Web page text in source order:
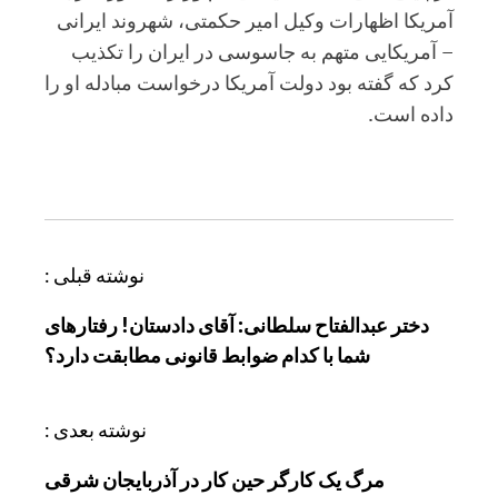
آمریکا اظهارات وکیل امیر حکمتی، شهروند ایرانی
– آمریکایی متهم به جاسوسی در ایران را تکذیب
کرد که گفته بود دولت آمریکا درخواست مبادله او را
داده است.
نوشته قبلی :
دختر عبدالفتاح سلطانی: آقای دادستان! رفتارهای
شما با کدام ضوابط قانونی مطابقت دارد؟
نوشته بعدی :
مرگ یک کارگر حین کار در آذربایجان شرقی